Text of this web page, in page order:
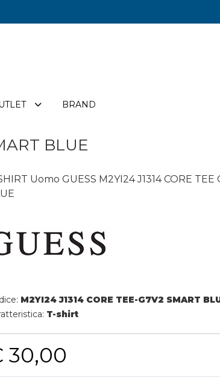
BRAND
BLUE
Uomo GUESS M2YI24 J1314 CORE TEE
M2YI24 J1314 CORE TEE-G7V2 SMART
T-shirt
30,00